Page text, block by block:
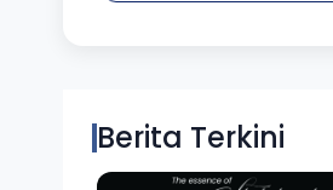
Berita Terkini